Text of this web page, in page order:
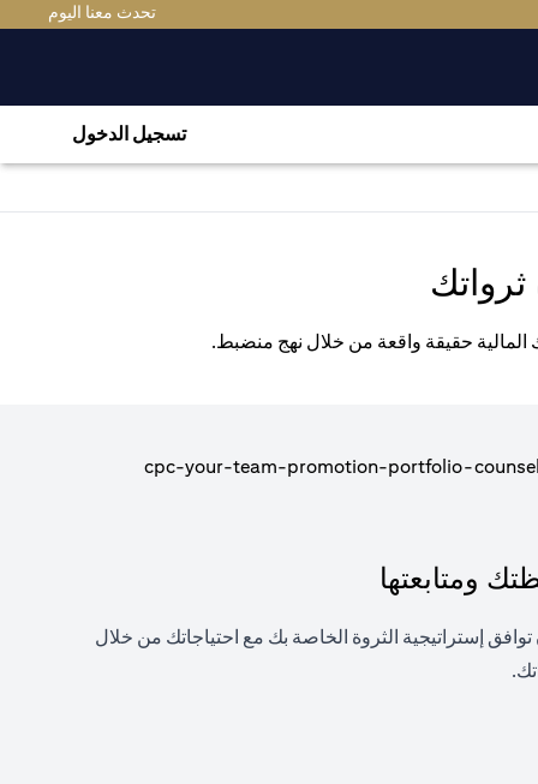
تحدث معنا اليوم
تسجيل الدخول
المالية حقيقة واقعة من خلال نهج منضبط.
ومتابعتها
إستراتيجية الثروة الخاصة بك مع احتياجاتك من خلال